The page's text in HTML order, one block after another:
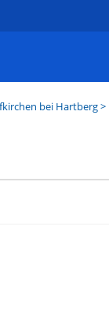
bei Hartberg>